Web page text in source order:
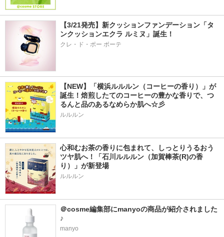
【3/21発売】新クッションファンデーション「タ
ンクッションエクラ ルミヌ」誕生！
クレ・ド・ポー ボーテ
【NEW】「横浜ルルルン（コーヒーの香り）」が
誕生！焙煎したてのコーヒーの豊かな香りで、つ
るんと品のあるなめらか肌へ☆彡
ルルルン
心和むお茶の香りに包まれて、しっとりうるおう
ツヤ肌へ！「石川ルルルン（加賀棒茶(R)の香
り）」が新登場
＠cosme編集部にmanyoの商品が紹介されました
♪
manyo